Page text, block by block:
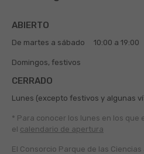
ABIERTO
De martes a sábado 10:00 a 19:00
Domingos, festivos
CERRADO
Lunes (excepto festivos y algunas
* Para conocer los lunes en los que
el calendario de apertura
El Consorcio Parque de las